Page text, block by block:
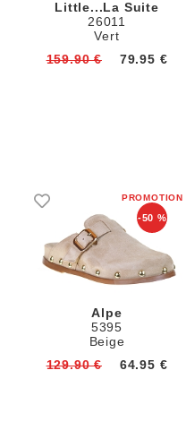
Little...la Suite
26011
Vert
159.90 €
79.95 €
-50 %
Alpe
5395
Beige
129.90 €
64.95 €